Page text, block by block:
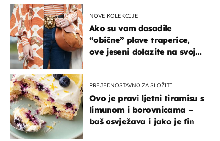
NOVE KOLEKCIJE
Ako su vam dosadile
“obične” plave traperice,
ove jeseni dolazite na svoje
PREJEDNOSTAVNO ZA SLOŽITI
Ovo je pravi ljetni tiramisu s
limunom i borovnicama –
baš osvježava i jako je fin